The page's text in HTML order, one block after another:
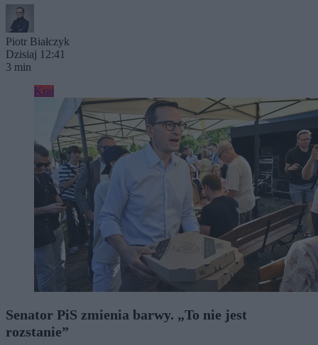
Piotr Białczyk
Dzisiaj 12:41
3 min
Kraj
Senator PiS zmienia barwy. „To nie jest
rozstanie”